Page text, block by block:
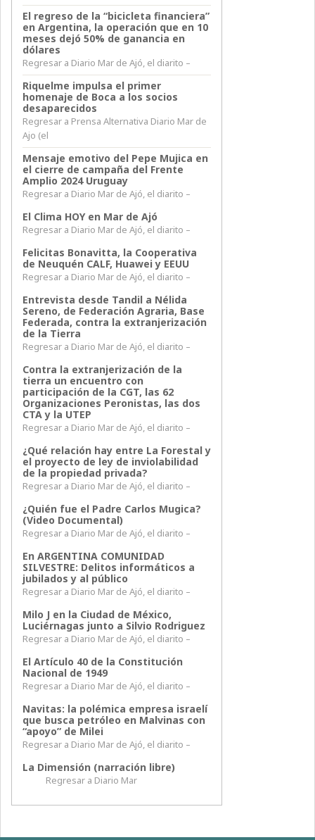
El regreso de la “bicicleta financiera”
en Argentina, la operación que en 10
meses dejó 50% de ganancia en
dólares
Regresar a Diario Mar de Ajó, el diarito –
Riquelme impulsa el primer
homenaje de Boca a los socios
desaparecidos
Regresar a Prensa Alternativa Diario Mar de
Ajo (el
Mensaje emotivo del Pepe Mujica en
el cierre de campaña del Frente
Amplio 2024 Uruguay
Regresar a Diario Mar de Ajó, el diarito –
El Clima HOY en Mar de Ajó
Regresar a Diario Mar de Ajó, el diarito –
Felicitas Bonavitta, la Cooperativa
de Neuquén CALF, Huawei y EEUU
Regresar a Diario Mar de Ajó, el diarito –
Entrevista desde Tandil a Nélida
Sereno, de Federación Agraria, Base
Federada, contra la extranjerización
de la Tierra
Regresar a Diario Mar de Ajó, el diarito –
Contra la extranjerización de la
tierra un encuentro con
participación de la CGT, las 62
Organizaciones Peronistas, las dos
CTA y la UTEP
Regresar a Diario Mar de Ajó, el diarito –
¿Qué relación hay entre La Forestal y
el proyecto de ley de inviolabilidad
de la propiedad privada?
Regresar a Diario Mar de Ajó, el diarito –
¿Quién fue el Padre Carlos Mugica?
(Video Documental)
Regresar a Diario Mar de Ajó, el diarito –
En ARGENTINA COMUNIDAD
SILVESTRE: Delitos informáticos a
jubilados y al público
Regresar a Diario Mar de Ajó, el diarito –
Milo J en la Ciudad de México,
Luciérnagas junto a Silvio Rodriguez
Regresar a Diario Mar de Ajó, el diarito –
El Artículo 40 de la Constitución
Nacional de 1949
Regresar a Diario Mar de Ajó, el diarito –
Navitas: la polémica empresa israelí
que busca petróleo en Malvinas con
“apoyo” de Milei
Regresar a Diario Mar de Ajó, el diarito –
La Dimensión (narración libre)
Regresar a Diario Mar